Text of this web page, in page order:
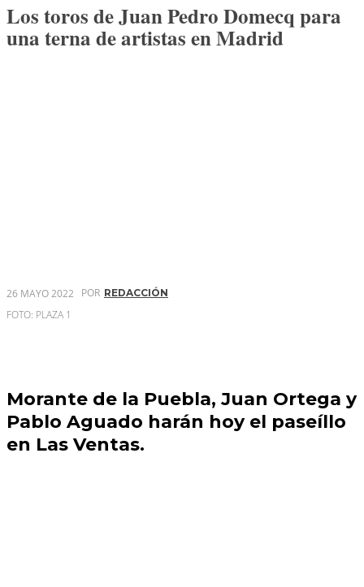
Los toros de Juan Pedro Domecq para
una terna de artistas en Madrid
26 MAYO 2022 POR REDACCIÓN
FOTO: PLAZA 1
Morante de la Puebla, Juan Ortega y
Pablo Aguado harán hoy el paseíllo
en Las Ventas.